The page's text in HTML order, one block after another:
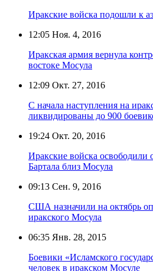
Иракские войска подошли к
12:05 Ноя. 4, 2016
Иракская армия вернула
востоке Мосула
12:09 Окт. 27, 2016
С начала наступления на
ликвидированы до 900
19:24 Окт. 20, 2016
Иракские войска освободили
Бартала близ Мосула
09:13 Сен. 9, 2016
США назначили на октябрь
иракского Мосула
06:35 Янв. 28, 2015
Боевики «Исламского
человек в иракском Мосуле